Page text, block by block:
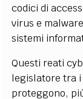
codici di
virus e
sistemi
Questi reati
legislatore tra
proteggono,